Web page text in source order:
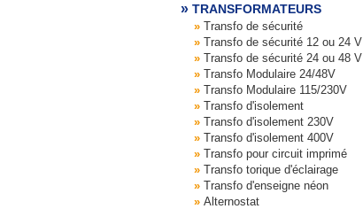
TRANSFORMATEURS
Transfo de sécurité
Transfo de sécurité 12 ou 24 V
Transfo de sécurité 24 ou 48 V
Transfo Modulaire 24/48V
Transfo Modulaire 115/230V
Transfo d'isolement
Transfo d'isolement 230V
Transfo d'isolement 400V
Transfo pour circuit imprimé
Transfo torique d'éclairage
Transfo d'enseigne néon
Alternostat